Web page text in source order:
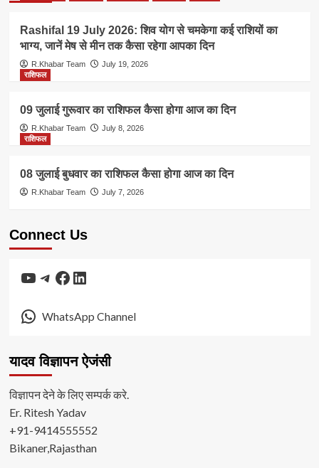
Rashifal 19 July 2026: शिव योग से चमकेगा कई राशियों का
भाग्य, जानें मेष से मीन तक कैसा रहेगा आपका दिन
R.Khabar Team
July 19, 2026
राशिफल
09 जुलाई गुरूवार का राशिफल कैसा होगा आज का दिन
R.Khabar Team
July 8, 2026
राशिफल
08 जुलाई बुधवार का राशिफल कैसा होगा आज का दिन
R.Khabar Team July 7, 2026
Connect Us
YouTube
Telegram
Facebook
LinkedIn
WhatsApp Channel
यादव विज्ञापन ऐजंसी
विज्ञापन देने के लिए सम्पर्क करे.
Er. Ritesh Yadav
+91-9414555552
Bikaner,Rajasthan